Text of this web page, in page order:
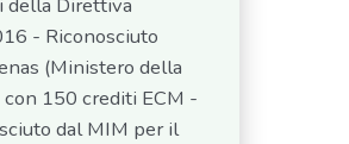
- Riconosciuto
(Ministero della
con 150 crediti ECM -
dal MIM per il